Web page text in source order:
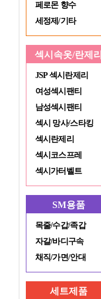
페로몬 향수
세정제/기타
섹시속옷/란제리
JSP 섹시란제리
여성섹시팬티
남성섹시팬티
섹시 망사/스타킹
섹시란제리
섹시코스프레
섹시가터벨트
SM용품
목줄/수갑/족갑
자갈/바디구속
채직/가면/안대
세트제품